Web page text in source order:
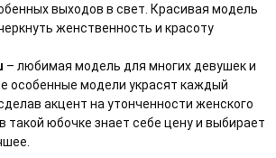
выходов в свет. Красивая модель
женственность и красоту
– любимая модель для многих девушек и
особенные модели украсят каждый
акцент на утонченности женского
такой юбочке знает себе цену и выбирает